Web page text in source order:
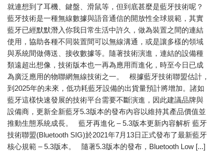
就連想到了耳機、鍵盤、滑鼠等，但到底甚麼是藍牙技術呢？
藍牙技術是一種無線數據與語音通信的開放性全球規範，其實
藍牙已經默默潛入你我日常生活中許久，做為裝置之間的連結
使用，協助各種不同裝置間可以無線溝通，或是讓多樣的領域
與系統間做傳送、接收數據等。隨著技術演進，連結的設備種
類遠超出想像，技術版本也一再為應用而進化，時至今日已成
為廣泛應用的物聯網無線技術之一。 根據藍牙技術聯盟估計，
到2025年的未來，低功耗藍牙設備的出貨量預計將增加。諸如
藍牙這樣快速發展的技術平台需要不斷演進，因此建議品牌與
設備商，更新全新藍牙5.3版本的發布內容以維持其產品價值並
推動生態系統成長。 藍牙再進化 – 5.3版本更新內容解析 藍牙
技術聯盟(Bluetooth SIG)於2021年7月13日正式發布了最新藍牙
核心規範 – 5.3版本。 隨著5.3版本的發布，Bluetooth Low [...]